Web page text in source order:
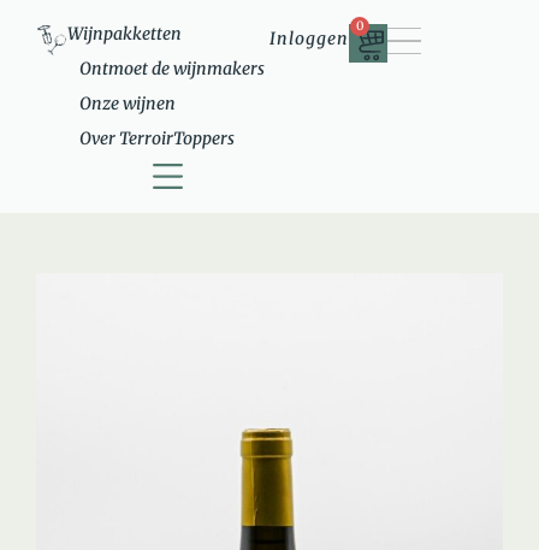
Wijnpakketten
Ontmoet de wijnmakers
Onze wijnen
Over TerroirToppers
Inloggen
0